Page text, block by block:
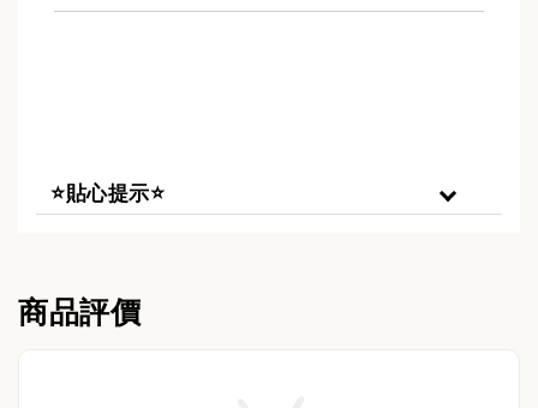
⭐貼心提示⭐
商品評價